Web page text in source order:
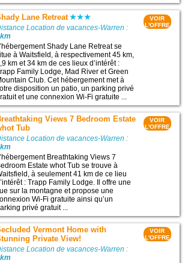
Lane Retreat
Location de vacances-Warren :
Shady Lane Retreat se
à Waitsfield, à respectivement 45 km,
km et 34 km de ces lieux d’intérêt :
Family Lodge, Mad River et Green
Club. Cet hébergement met à
disposition un patio, un parking privé
et une connexion Wi-Fi gratuite ...
VOIR
L'OFFRE
Views 7 Bedroom Estate
Tub
Location de vacances-Warren :
Breathtaking Views 7
Estate whot Tub se trouve à
à seulement 41 km de ce lieu
: Trapp Family Lodge. Il offre une
sur la montagne et propose une
Wi-Fi gratuite ainsi qu’un
privé gratuit ...
VOIR
L'OFFRE
Vermont Home with
Private View!
Location de vacances-Warren :
VOIR
L'OFFRE